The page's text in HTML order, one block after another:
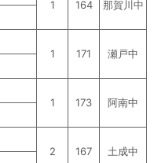
1
164
那賀川中
1
171
瀬戸中
1
173
阿南中
2
167
土成中